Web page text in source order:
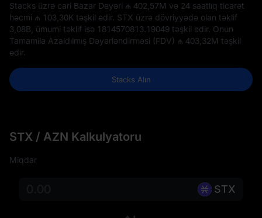
Stacks üzrə cari Bazar Dəyəri ₼ 402,57M və 24 saatlıq ticarət
həcmi ₼ 103,30K təşkil edir. STX üzrə dövriyyədə olan təklif
3,08B , ümumi təklif isə 1814570813.19049 təşkil edir. Onun
Tamamilə Azaldılmış Dəyərləndirməsi (FDV) ₼ 403,32M təşkil
edir.
Stacks Alın
STX / AZN Kalkulyatoru
Miqdar
STX